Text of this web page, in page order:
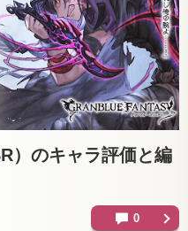
）のキャラ評価と編
0